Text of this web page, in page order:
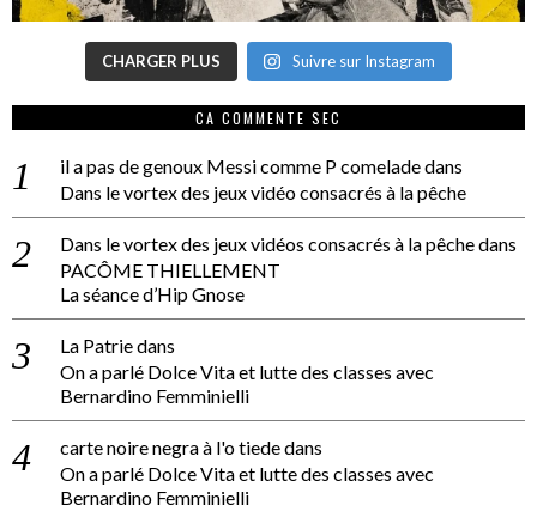
CHARGER PLUS Suivre sur Instagram
CA COMMENTE SEC
il a pas de genoux Messi comme P comeladedans
Dans le vortex des jeux vidéo consacrés à la pêche
Dans le vortex des jeux vidéos consacrés à la pêchedans
PACÔME THIELLEMENT
La séance d’Hip Gnose
La Patriedans
On a parlé Dolce Vita et lutte des classes avec
Bernardino Femminielli
carte noire negra à l'o tiededans
On a parlé Dolce Vita et lutte des classes avec
Bernardino Femminielli